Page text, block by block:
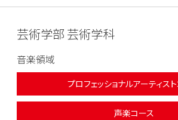
芸術学部 芸術学科
音楽領域
プロフェッショナルアーティス
声楽コース